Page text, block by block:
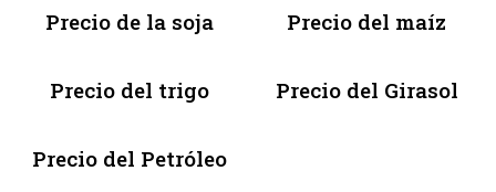
Precio de la soja Precio del maíz
Precio del trigo Precio del Girasol
Precio del Petróleo